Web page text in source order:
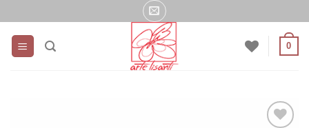
ai
contenuti
0